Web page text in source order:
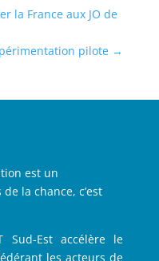
la France aux JO de
pilote →
est un
la chance, c’est
Sud-Est accélère le
les acteurs de